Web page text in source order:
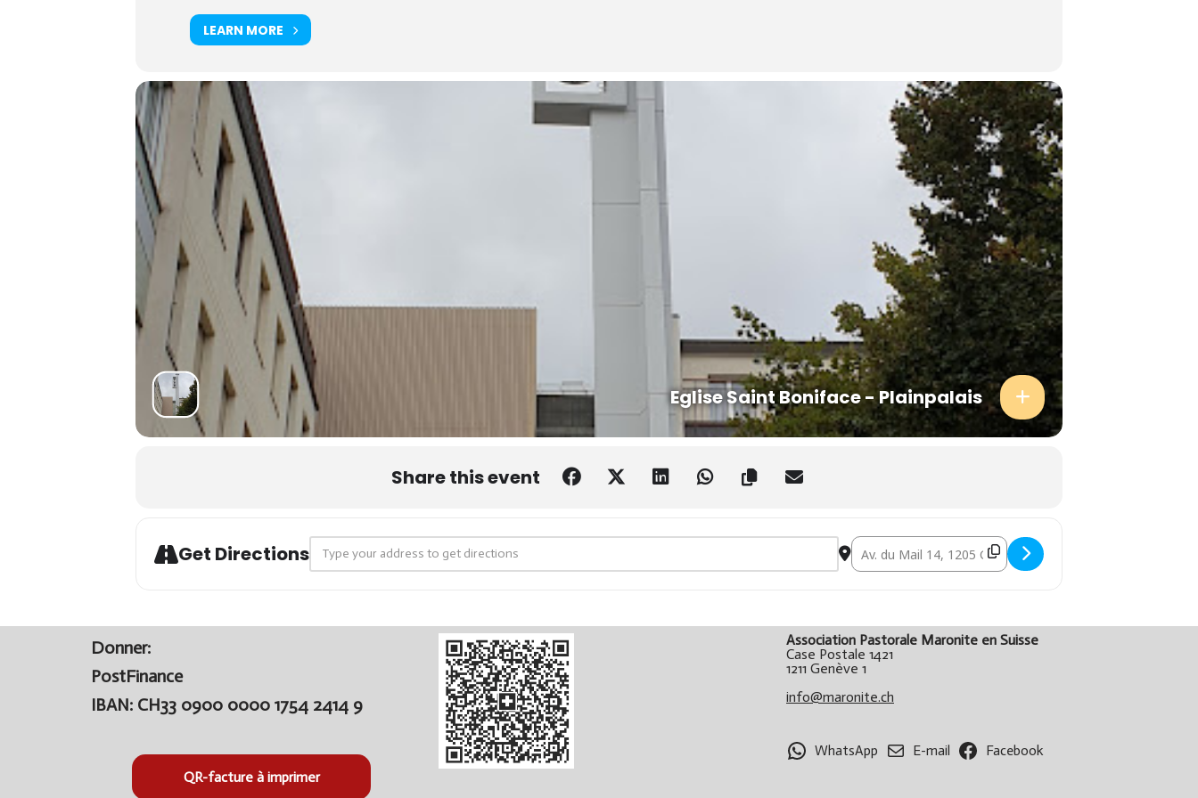
LEARN MORE
Eglise Saint Boniface - Plainpalais
Share this event
Get DirectionsAddress - ✝ Messe Maronite – Genève [egHAbzUec] Destination Address - ✝ Messe Maronite – Genève
Donner:
PostFinance
IBAN: CH33 0900 0000 1754 2414 9
QR-facture à imprimer
Association Pastorale Maronite en Suisse
Case Postale 1421
1211 Genève 1
info@maronite.ch
WhatsApp E-mail Facebook